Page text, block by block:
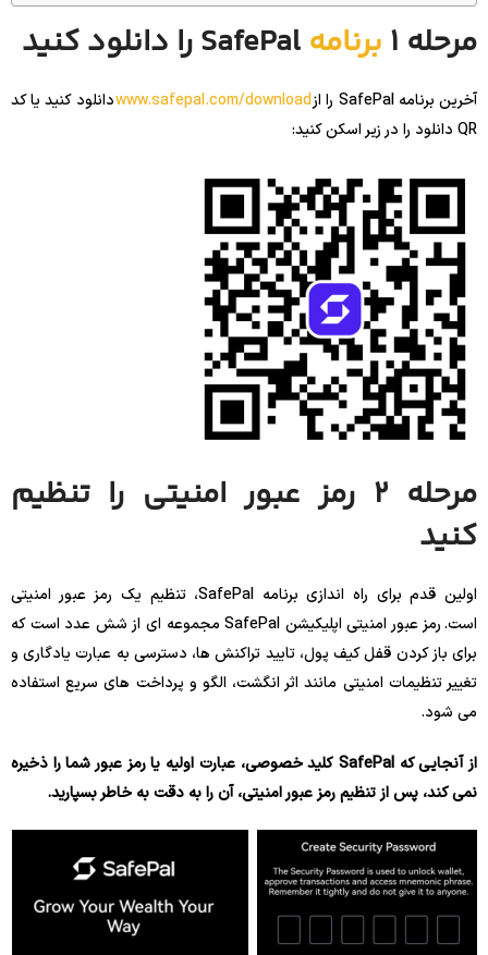
مرحله 1 برنامه
آخرین برنامه SafePal را از www.safepal.com/downloadدانلود کنید یا کد
QR دانلود را در زیر اسکن کنید:
مرحله 2 رمز عبور امنیتی را تنظیم
کنید
اولین قدم برای راه اندازی برنامه SafePal، تنظیم یک رمز عبور امنیتی
است. رمز عبور امنیتی اپلیکیشن SafePal مجموعه ای از شش عدد است که
برای باز کردن قفل کیف پول، تایید تراکنش ها، دسترسی به عبارت یادگاری و
تغییر تنظیمات امنیتی مانند اثر انگشت، الگو و پرداخت های سریع استفاده
می شود.
از آنجایی که SafePal کلید خصوصی، عبارت اولیه یا رمز عبور شما را ذخیره
نمی کند، پس از تنظیم رمز عبور امنیتی، آن را به دقت به خاطر بسپارید.